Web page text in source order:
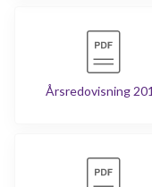
Årsredovisning